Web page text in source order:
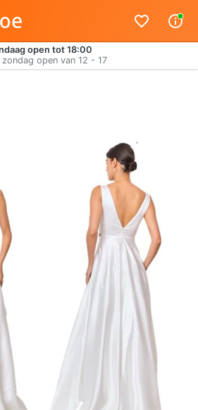
open tot 18:00
zondag open van 12 - 17